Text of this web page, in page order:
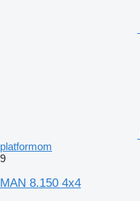
platformom
9
MAN 8.150 4x4